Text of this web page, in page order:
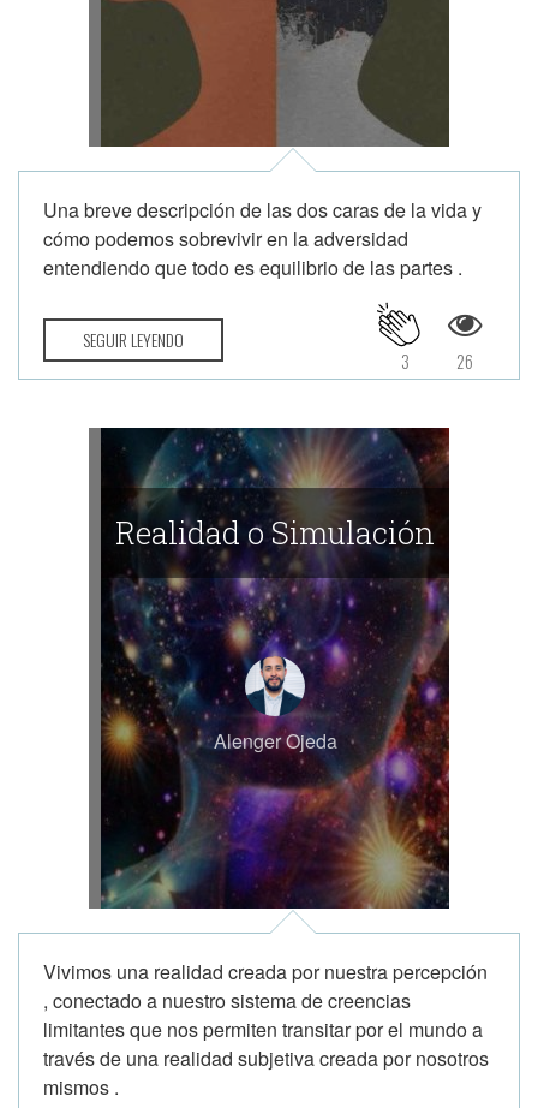
Una breve descripción de las dos caras de la vida y
cómo podemos sobrevivir en la adversidad
entendiendo que todo es equilibrio de las partes .
SEGUIR LEYENDO
26
3
Realidad o Simulación
Alenger Ojeda
Vivimos una realidad creada por nuestra percepción
, conectado a nuestro sistema de creencias
limitantes que nos permiten transitar por el mundo a
través de una realidad subjetiva creada por nosotros
mismos .